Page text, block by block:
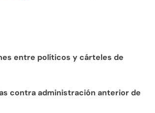
entre políticos y cárteles de
contra administración anterior de